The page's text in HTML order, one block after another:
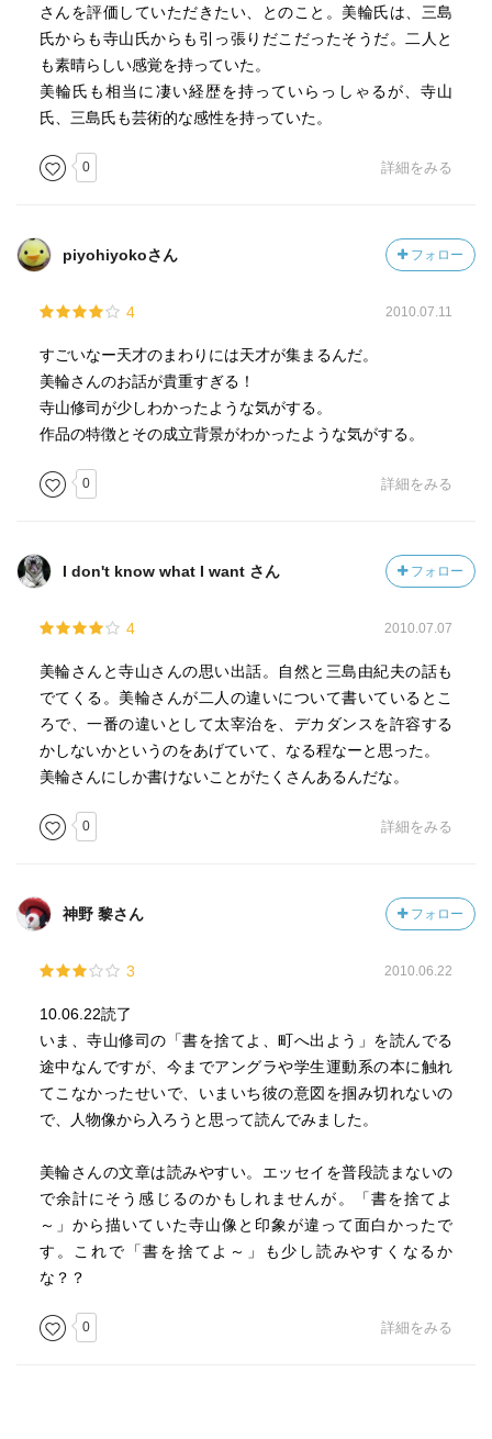
さんを評価していただきたい、とのこと。美輪氏は、三島
氏からも寺山氏からも引っ張りだこだったそうだ。二人と
も素晴らしい感覚を持っていた。
美輪氏も相当に凄い経歴を持っていらっしゃるが、寺山
氏、三島氏も芸術的な感性を持っていた。
0 詳細をみる
piyohiyokoさん フォロー
4 2010.07.11
すごいなー天才のまわりには天才が集まるんだ。
美輪さんのお話が貴重すぎる！
寺山修司が少しわかったような気がする。
作品の特徴とその成立背景がわかったような気がする。
0 詳細をみる
I don't know what I want さん フォロー
4 2010.07.07
美輪さんと寺山さんの思い出話。自然と三島由紀夫の話も
でてくる。美輪さんが二人の違いについて書いているとこ
ろで、一番の違いとして太宰治を、デカダンスを許容する
かしないかというのをあげていて、なる程なーと思った。
美輪さんにしか書けないことがたくさんあるんだな。
0 詳細をみる
神野 黎さん フォロー
3 2010.06.22
10.06.22読了
いま、寺山修司の「書を捨てよ、町へ出よう」を読んでる
途中なんですが、今までアングラや学生運動系の本に触れ
てこなかったせいで、いまいち彼の意図を掴み切れないの
で、人物像から入ろうと思って読んでみました。
美輪さんの文章は読みやすい。エッセイを普段読まないの
で余計にそう感じるのかもしれませんが。「書を捨てよ
～」から描いていた寺山像と印象が違って面白かったで
す。これで「書を捨てよ～」も少し読みやすくなるか
な？？
0 詳細をみる